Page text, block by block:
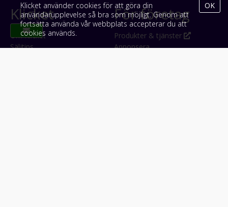
Klicket
Om Klicket
Säljtips
För företag
Produkter & tjänster
Annonsera
Klicket använder cookies för att göra din
användarupplevelse så bra som möjligt. Genom att
fortsätta använda vår webbplats accepterar du att
cookies används.
OK